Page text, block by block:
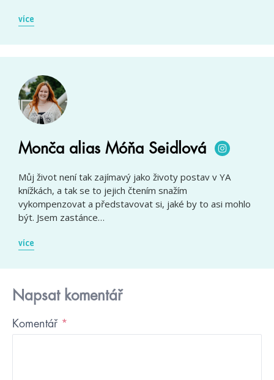
více
Monča alias Móňa Seidlová
Můj život není tak zajímavý jako životy postav v YA
knížkách, a tak se to jejich čtením snažím
vykompenzovat a představovat si, jaké by to asi mohlo
být. Jsem zastánce…
více
Napsat komentář
Komentář *